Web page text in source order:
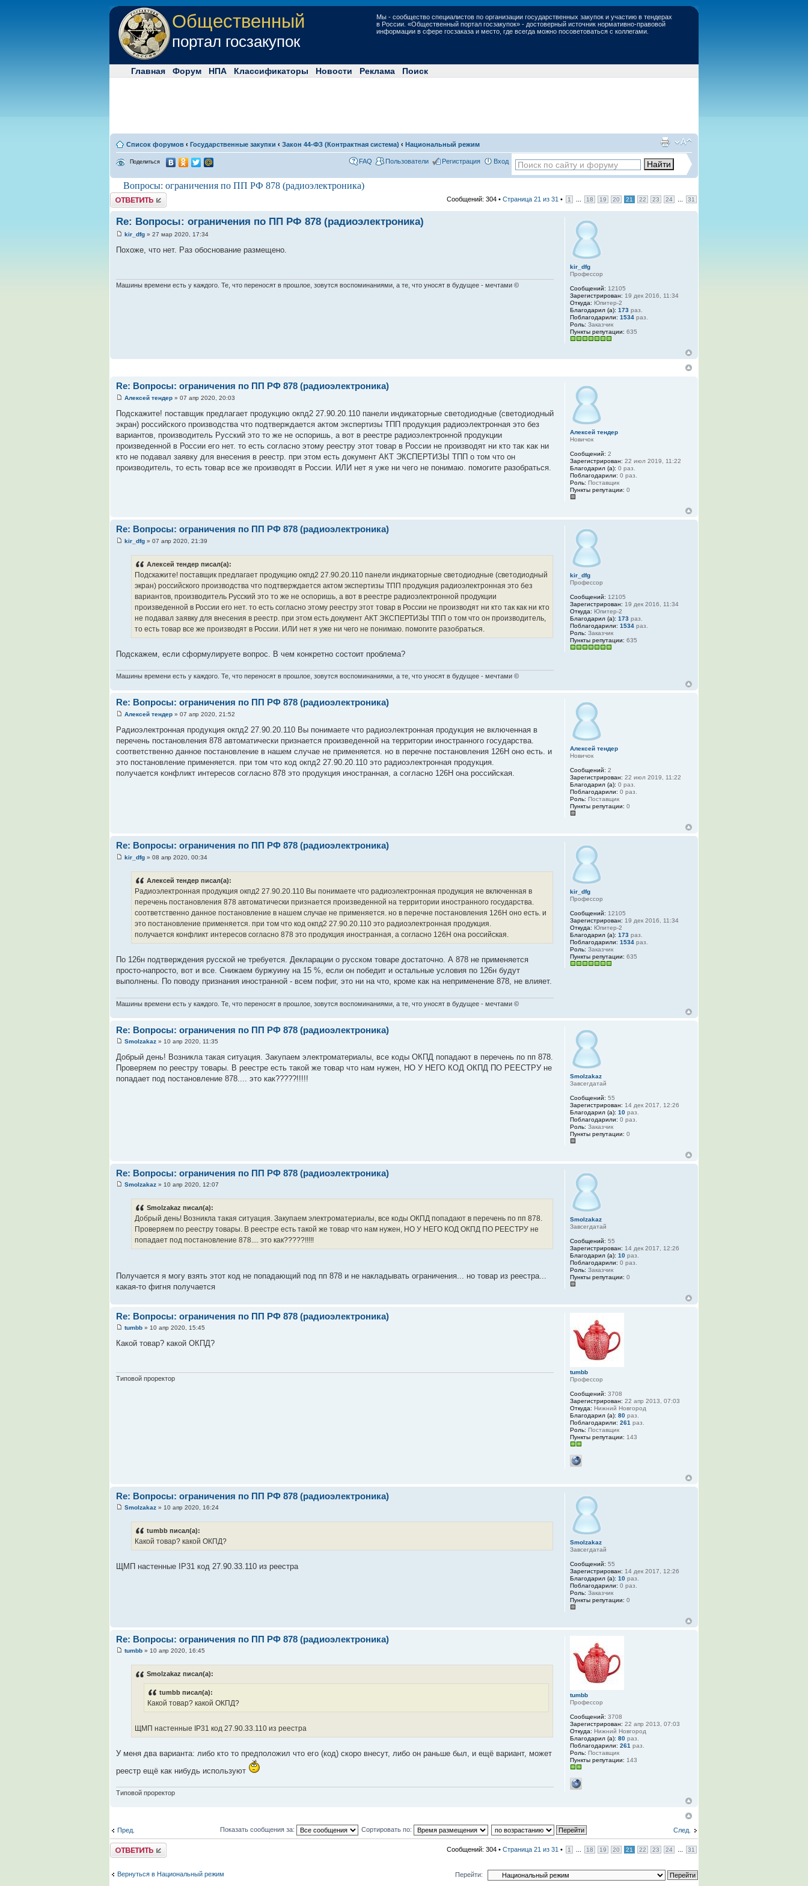
Мы - сообщество специалистов по организации государственных закупок и участию в тендерах
в России. «Общественный портал госзакупок» - достоверный источник нормативно-правовой
информации в сфере госзаказа и место, где всегда можно посоветоваться с коллегами.
Общественный
портал госзакупок
Главная Форум НПА Классификаторы Новости Реклама Поиск
Список форумов ‹ Государственные закупки ‹ Закон 44-ФЗ (Контрактная система) ‹ Национальный режим
Поделиться FAQ Пользователи Регистрация Вход
Вопросы: ограничения по ПП РФ 878 (радиоэлектроника)
Комментировать Сообщений: 304 • Страница 21 из 31 • 1 18 19 20 21 22 23 24 31
Re: Вопросы: ограничения по ПП РФ 878 (радиоэлектроника)
kir_dfg » 27 мар 2020, 17:34
Похоже, что нет. Раз обоснование размещено.
Машины времени есть у каждого. Те, что переносят в прошлое, зовутся воспоминаниями, а те, что уносят в будущее - мечтами ©
kir_dfg
Профессор
Сообщений: 12105
Зарегистрирован: 19 дек 2016, 11:34
Откуда: Юпитер-2
Благодарил (а): 173 раз.
Поблагодарили: 1534 раз.
Роль: Заказчик
Пункты репутации: 635
Re: Вопросы: ограничения по ПП РФ 878 (радиоэлектроника)
Алексей тендер » 07 апр 2020, 20:03
Подскажите! поставщик предлагает продукцию окпд2 27.90.20.110 панели индикаторные светодиодные (светодиодный
экран) российского производства что подтверждается актом экспертизы ТПП продукция радиоэлектронная это без
вариантов, производитель Русский это то же не оспоришь, а вот в реестре радиоэлектронной продукции
произведенной в России его нет. то есть согласно этому реестру этот товар в России не производят ни кто так как ни
кто не подавал заявку для внесения в реестр. при этом есть документ АКТ ЭКСПЕРТИЗЫ ТПП о том что он
производитель, то есть товар все же производят в России. ИЛИ нет я уже ни чего не понимаю. помогите разобраться.
Алексей тендер
Новичок
Сообщений: 2
Зарегистрирован: 22 июл 2019, 11:22
Благодарил (а): 0 раз.
Поблагодарили: 0 раз.
Роль: Поставщик
Пункты репутации: 0
Re: Вопросы: ограничения по ПП РФ 878 (радиоэлектроника)
kir_dfg » 07 апр 2020, 21:39
Алексей тендер писал(а):
Подскажите! поставщик предлагает продукцию окпд2 27.90.20.110 панели индикаторные светодиодные (светодиодный
экран) российского производства что подтверждается актом экспертизы ТПП продукция радиоэлектронная это без
вариантов, производитель Русский это то же не оспоришь, а вот в реестре радиоэлектронной продукции
произведенной в России его нет. то есть согласно этому реестру этот товар в России не производят ни кто так как ни кто
не подавал заявку для внесения в реестр. при этом есть документ АКТ ЭКСПЕРТИЗЫ ТПП о том что он производитель,
то есть товар все же производят в России. ИЛИ нет я уже ни чего не понимаю. помогите разобраться.
Подскажем, если сформулируете вопрос. В чем конкретно состоит проблема?
Машины времени есть у каждого. Те, что переносят в прошлое, зовутся воспоминаниями, а те, что уносят в будущее - мечтами ©
kir_dfg
Профессор
Сообщений: 12105
Зарегистрирован: 19 дек 2016, 11:34
Откуда: Юпитер-2
Благодарил (а): 173 раз.
Поблагодарили: 1534 раз.
Роль: Заказчик
Пункты репутации: 635
Re: Вопросы: ограничения по ПП РФ 878 (радиоэлектроника)
Алексей тендер » 07 апр 2020, 21:52
Радиоэлектронная продукция окпд2 27.90.20.110 Вы понимаете что радиоэлектронная продукция не включенная в
перечень постановления 878 автоматически признается произведенной на территории иностранного государства.
соответственно данное постановление в нашем случае не применяется. но в перечне постановления 126Н оно есть. и
это постановление применяется. при том что код окпд2 27.90.20.110 это радиоэлектронная продукция.
получается конфликт интересов согласно 878 это продукция иностранная, а согласно 126Н она российская.
Алексей тендер
Новичок
Сообщений: 2
Зарегистрирован: 22 июл 2019, 11:22
Благодарил (а): 0 раз.
Поблагодарили: 0 раз.
Роль: Поставщик
Пункты репутации: 0
Re: Вопросы: ограничения по ПП РФ 878 (радиоэлектроника)
kir_dfg » 08 апр 2020, 00:34
Алексей тендер писал(а):
Радиоэлектронная продукция окпд2 27.90.20.110 Вы понимаете что радиоэлектронная продукция не включенная в
перечень постановления 878 автоматически признается произведенной на территории иностранного государства.
соответственно данное постановление в нашем случае не применяется. но в перечне постановления 126Н оно есть. и
это постановление применяется. при том что код окпд2 27.90.20.110 это радиоэлектронная продукция.
получается конфликт интересов согласно 878 это продукция иностранная, а согласно 126Н она российская.
По 126н подтверждения русской не требуется. Декларации о русском товаре достаточно. А 878 не применяется
просто-напросто, вот и все. Снижаем буржуину на 15 %, если он победит и остальные условия по 126н будут
выполнены. По поводу признания иностранной - всем пофиг, это ни на что, кроме как на неприменение 878, не влияет.
Машины времени есть у каждого. Те, что переносят в прошлое, зовутся воспоминаниями, а те, что уносят в будущее - мечтами ©
kir_dfg
Профессор
Сообщений: 12105
Зарегистрирован: 19 дек 2016, 11:34
Откуда: Юпитер-2
Благодарил (а): 173 раз.
Поблагодарили: 1534 раз.
Роль: Заказчик
Пункты репутации: 635
Re: Вопросы: ограничения по ПП РФ 878 (радиоэлектроника)
Smolzakaz » 10 апр 2020, 11:35
Добрый день! Возникла такая ситуация. Закупаем электроматериалы, все коды ОКПД попадают в перечень по пп 878.
Проверяем по реестру товары. В реестре есть такой же товар что нам нужен, НО У НЕГО КОД ОКПД ПО РЕЕСТРУ не
попадает под постановление 878.... это как?????!!!!!
Smolzakaz
Завсегдатай
Сообщений: 55
Зарегистрирован: 14 дек 2017, 12:26
Благодарил (а): 10 раз.
Поблагодарили: 0 раз.
Роль: Заказчик
Пункты репутации: 0
Re: Вопросы: ограничения по ПП РФ 878 (радиоэлектроника)
Smolzakaz » 10 апр 2020, 12:07
Smolzakaz писал(а):
Добрый день! Возникла такая ситуация. Закупаем электроматериалы, все коды ОКПД попадают в перечень по пп 878.
Проверяем по реестру товары. В реестре есть такой же товар что нам нужен, НО У НЕГО КОД ОКПД ПО РЕЕСТРУ не
попадает под постановление 878.... это как?????!!!!!
Получается я могу взять этот код не попадающий под пп 878 и не накладывать ограничения... но товар из реестра...
какая-то фигня получается
Smolzakaz
Завсегдатай
Сообщений: 55
Зарегистрирован: 14 дек 2017, 12:26
Благодарил (а): 10 раз.
Поблагодарили: 0 раз.
Роль: Заказчик
Пункты репутации: 0
Re: Вопросы: ограничения по ПП РФ 878 (радиоэлектроника)
tumbb » 10 апр 2020, 15:45
Какой товар? какой ОКПД?
Типовой проректор
tumbb
Профессор
Сообщений: 3708
Зарегистрирован: 22 апр 2013, 07:03
Откуда: Нижний Новгород
Благодарил (а): 80 раз.
Поблагодарили: 261 раз.
Роль: Поставщик
Пункты репутации: 143
Re: Вопросы: ограничения по ПП РФ 878 (радиоэлектроника)
Smolzakaz » 10 апр 2020, 16:24
tumbb писал(а):
Какой товар? какой ОКПД?
ЩМП настенные IP31 код 27.90.33.110 из реестра
Smolzakaz
Завсегдатай
Сообщений: 55
Зарегистрирован: 14 дек 2017, 12:26
Благодарил (а): 10 раз.
Поблагодарили: 0 раз.
Роль: Заказчик
Пункты репутации: 0
Re: Вопросы: ограничения по ПП РФ 878 (радиоэлектроника)
tumbb » 10 апр 2020, 16:45
Smolzakaz писал(а):
tumbb писал(а):
Какой товар? какой ОКПД?
ЩМП настенные IP31 код 27.90.33.110 из реестра
У меня два варианта: либо кто то предположил что его (код) скоро внесут, либо он раньше был, и ещё вариант, может
реестр ещё как нибудь используют
Типовой проректор
tumbb
Профессор
Сообщений: 3708
Зарегистрирован: 22 апр 2013, 07:03
Откуда: Нижний Новгород
Благодарил (а): 80 раз.
Поблагодарили: 261 раз.
Роль: Поставщик
Пункты репутации: 143
Пред. След.
Показать сообщения за: Сортировать по:
Комментировать Сообщений: 304 • Страница 21 из 31 • 1 18 19 20 21 22 23 24 31
Вернуться в Национальный режим Перейти: